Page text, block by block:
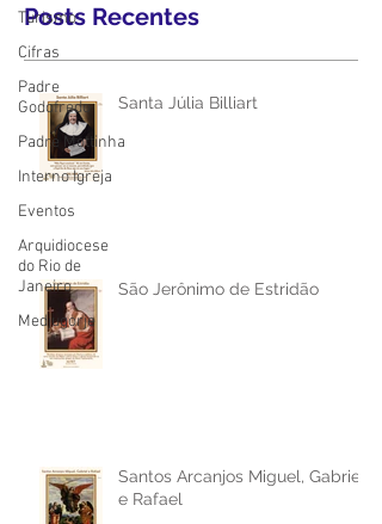
Turismo
Cifras
Padre
Godofredo
Padre Mottinha
Interno Igreja
Eventos
Arquidiocese
do Rio de
Janeiro
Medjugorje
Posts Recentes
Santa Júlia Billiart
São Jerônimo de Estridão
Santos Arcanjos Miguel, Gabriel
e Rafael